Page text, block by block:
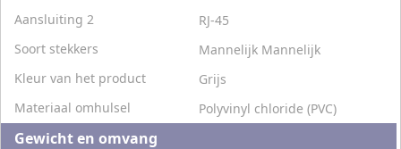
Aansluiting 2
RJ-45
Soort stekkers
Mannelijk Mannelijk
Kleur van het product
Grijs
Materiaal omhulsel
Polyvinyl chloride (PVC)
Gewicht en omvang